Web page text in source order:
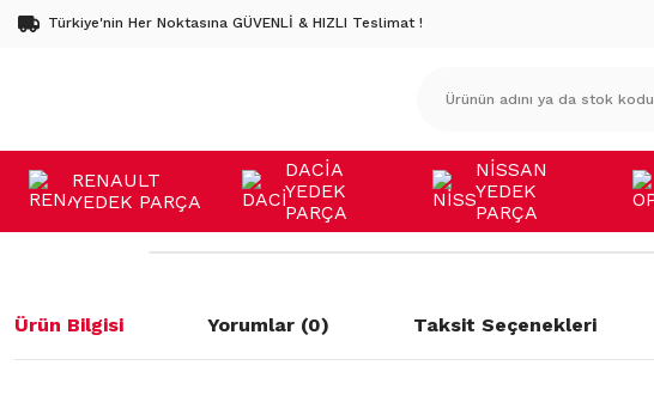
Türkiye'nin Her Noktasına GÜVENLİ & HIZLI Teslimat !
RENAULT
YEDEK PARÇA
DACİA
YEDEK
PARÇA
NİSSAN
YEDEK
PARÇA
Ürün Bilgisi Yorumlar (0) Taksit Seçenekleri